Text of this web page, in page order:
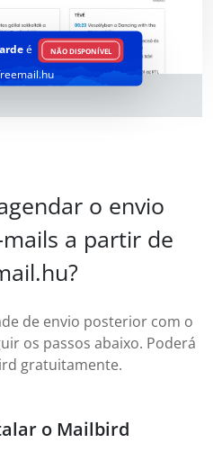
é NÃO DISPONÍVEL
o envio
a partir de
de envio posterior com o
os passos abaixo. Poderá
gratuitamente.
o Mailbird